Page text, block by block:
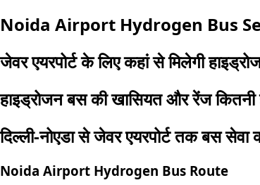
Noida Airport Hydrogen Bus
जेवर एयरपोर्ट के लिए कहां से मिलेगी
हाइड्रोजन बस की खासियत और रेंज कितनी
दिल्ली-नोएडा से जेवर एयरपोर्ट तक बस सेवा
Noida Airport Hydrogen Bus Route